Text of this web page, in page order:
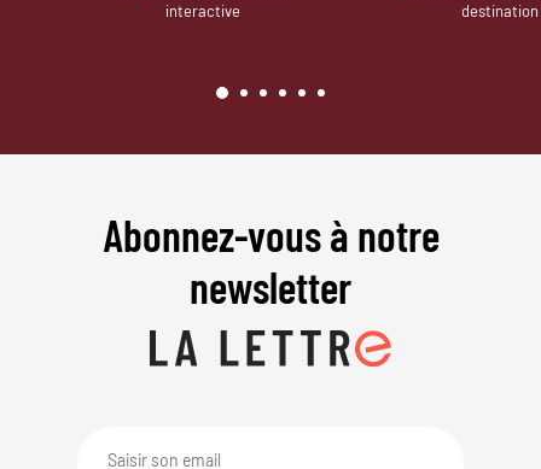
interactive
destination
Abonnez-vous à notre
newsletter